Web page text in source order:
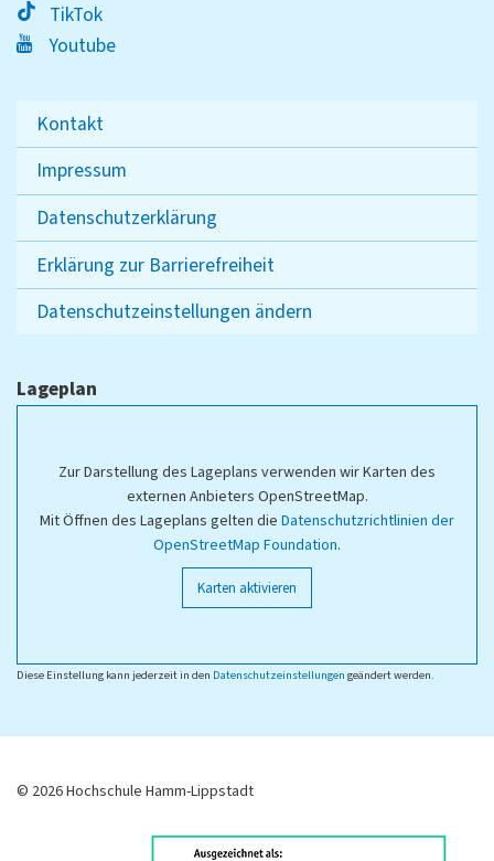
TikTok
Youtube
Kontakt
Impressum
Datenschutzerklärung
Erklärung zur Barrierefreiheit
Datenschutzeinstellungen ändern
Lageplan
Zur Darstellung des Lageplans verwenden wir Karten des
externen Anbieters OpenStreetMap.
Mit Öffnen des Lageplans gelten die Datenschutzrichtlinien der
OpenStreetMap Foundation.
Karten aktivieren
Diese Einstellung kann jederzeit in den Datenschutzeinstellungen geändert werden.
© 2026 Hochschule Hamm-Lippstadt